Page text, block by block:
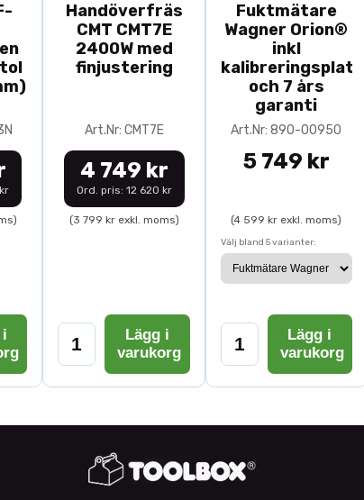
i
Handöverfräs
CMT CMT7E
2400W med
finjustering
Art.Nr: CMT7E
4 749 kr
Ord. pris: 12 620 kr
(3 799 kr exkl. moms)
Lägg i
varukorg
Fuktmätare
Wagner Orion®
inkl
kalibreringsplatta
och 7 års
garanti
Art.Nr: 890-00950
5 749 kr
(4 599 kr exkl. moms)
Välj bland 5 varianter:
Lägg i
varukorg